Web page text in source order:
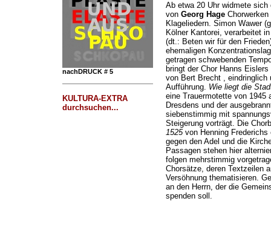
nachDRUCK # 5
KULTURA-EXTRA
durchsuchen...
Ab etwa 20 Uhr widmete
von Georg HageChorwerken
Klageliedern. Simon Wawer
Kölner Kantorei, verarbeitet
(dt.: Beten wir für den
ehemaligen
getragen schwebenden
bringt der Chor Hanns Eislers
von Bert Brecht ,
Aufführung. Wie liegt die
eine Trauermotette von 1945
Dresdens und der
siebenstimmig mit
Steigerung vorträgt. Die
1525von Henning Frederichs
gegen den Adel und die
Passagen stehen hier
folgen mehrstimmig
Chorsätze, deren Textzeilen
Versöhnung thematisieren.
an den Herrn, der die
spenden soll.